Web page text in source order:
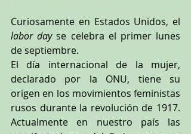
labor day se celebra el primer lunes
de septiembre.
El día internacional de la mujer,
declarado por la ONU, tiene su
origen en los movimientos feministas
rusos durante la revolución de 1917.
Actualmente en nuestro país las